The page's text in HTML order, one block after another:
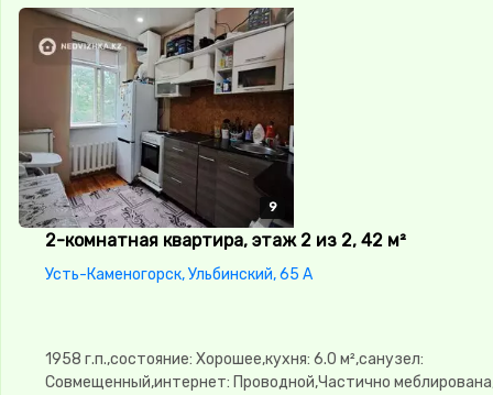
9
9
9
9
9
2-комнатная квартира, этаж 2 из 2, 42 м²
Усть-Каменогорск, Ульбинский, 65 А
1958 г.п.,состояние: Хорошее,кухня: 6.0 м²,санузел:
Совмещенный,интернет: Проводной,Частично